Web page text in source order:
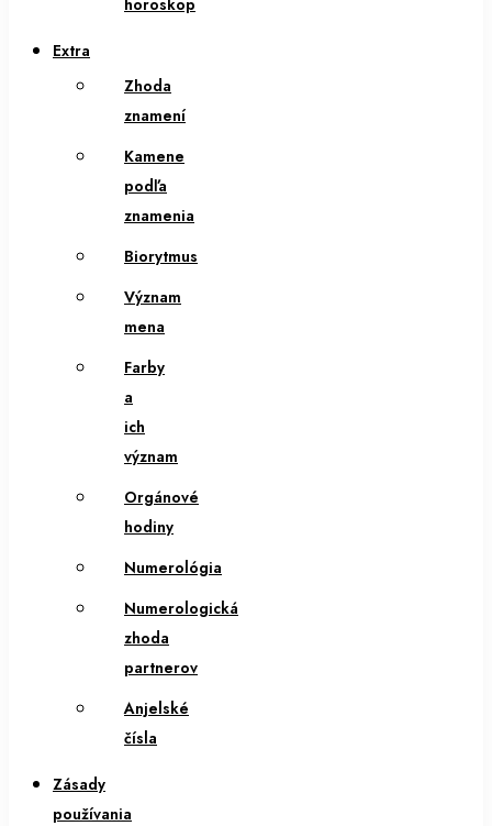
horoskop
Extra
Zhoda
znamení
Kamene
podľa
znamenia
Biorytmus
Význam
mena
Farby
a
ich
význam
Orgánové
hodiny
Numerológia
Numerologická
zhoda
partnerov
Anjelské
čísla
Zásady
používania